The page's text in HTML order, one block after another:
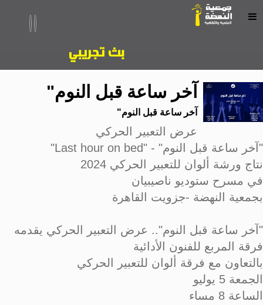
آخر ساعة قبل النوم"
آخر ساعة قبل النوم"
عرض التعبير الحركي
"آخر ساعة قبل النوم" - "Last hour on bed"
نتاج ورشة ألوان للتعبير الحركي 2024
في مسرح ستوديو ناصيبيان
بجمعية النهضة -جزويت القاهرة
"آخر ساعة قبل النوم".. عرض التعبير الحركي يقدمه
فرقة المربع للفنون الأدائية
بالتعاون مع فرقة ألوان للتعبير الحركي
الجمعة 5 يوليو
الساعة 8 مساء